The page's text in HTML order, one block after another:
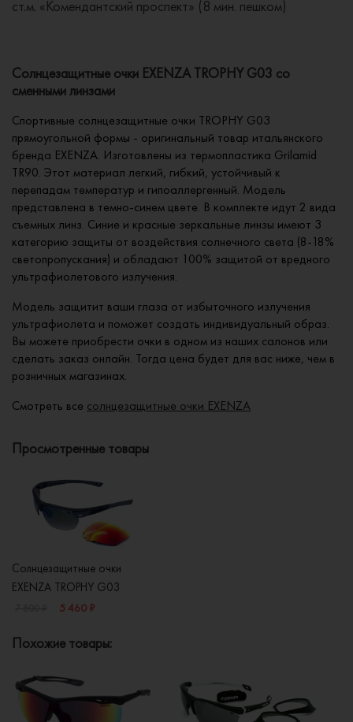
ст.м. «Комендантский проспект» (8 мин. пешком)
Солнцезащитные очки EXENZA TROPHY G03 со
сменными линзами
Спортивные солнцезащитные очки TROPHY G03
прямоугольной формы - оригинальный товар итальянского
бренда EXENZA. Изготовлены из термопластика Grilamid
TR90. Этот материал легкий, гибкий, устойчивый к
перепадам температур и гипоаллергенный. Модель
представлена в темно-синем цвете. В комплекте идут 2 вида
съемных линз. Синие и красные зеркальные линзы имеют 3
категорию защиты от воздействия солнечного света (8-18%
светопропускания) и обладают 100% защитой от вредного
ультрафиолетового излучения.
Модель защитит ваши глаза от избыточного излучения
ультрафиолета и поможет создать индивидуальный образ.
Вы можете приобрести очки в одном из наших салонов или
сделать заказ онлайн. Тогда цена будет для вас ниже, чем в
розничных магазинах.
Смотреть все солнцезащитные очки EXENZA
Просмотренные товары
Солнцезащитные очки
EXENZA TROPHY G03
5 460 ₽
Похожие товары: